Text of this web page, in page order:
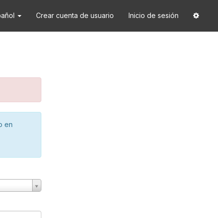
Crear cuenta de usuario Inicio de sesión
en